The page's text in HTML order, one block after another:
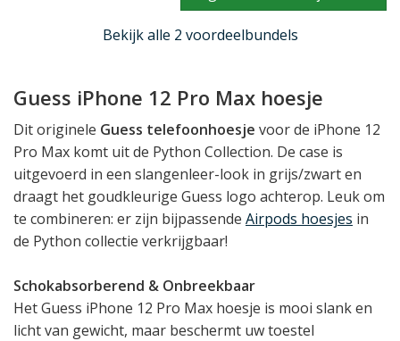
Bekijk alle 2 voordeelbundels
Guess iPhone 12 Pro Max hoesje
Dit originele Guess telefoonhoesje voor de iPhone 12
Pro Max komt uit de Python Collection. De case is
uitgevoerd in een slangenleer-look in grijs/zwart en
draagt het goudkleurige Guess logo achterop. Leuk om
te combineren: er zijn bijpassende Airpods hoesjes in
de Python collectie verkrijgbaar!
Schokabsorberend & Onbreekbaar
Het Guess iPhone 12 Pro Max hoesje is mooi slank en
licht van gewicht, maar beschermt uw toestel